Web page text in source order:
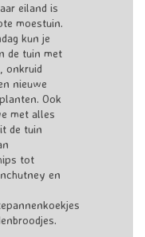
eiland is
moestuin.
kun je
de tuin met
onkruid
nieuwe
Ook
met alles
de tuin
tot
en